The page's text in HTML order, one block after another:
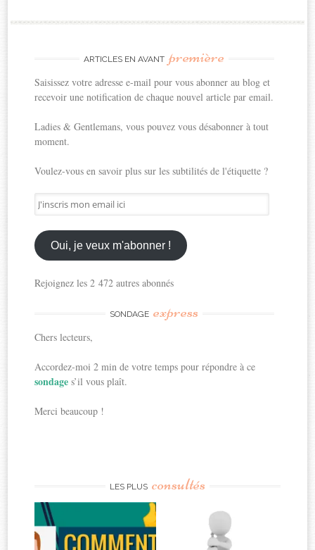
ARTICLES EN AVANT première
Saisissez votre adresse e-mail pour vous abonner au blog et
recevoir une notification de chaque nouvel article par email.
Ladies & Gentlemans, vous pouvez vous désabonner à tout
moment.
Voulez-vous en savoir plus sur les subtilités de l'étiquette ?
J'inscris
mon
email
ici
Oui, je veux m'abonner !
Rejoignez les 2 472 autres abonnés
SONDAGE express
Chers lecteurs,
Accordez-moi 2 min de votre temps pour répondre à ce
sondages’il vous plaît.
Merci beaucoup !
LES PLUS consultés